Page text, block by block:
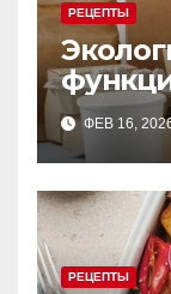
РЕЦЕПТЫ
для
ФЕВ 16,
РЕЦЕПТЫ